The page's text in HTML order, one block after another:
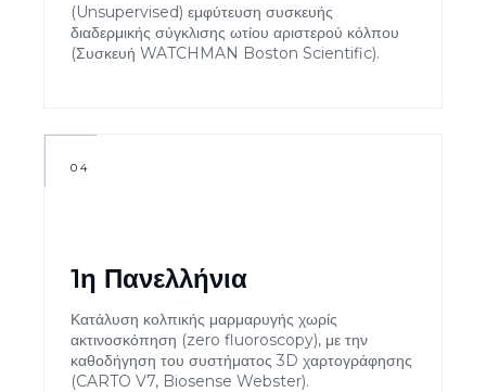
(Unsupervised) εμφύτευση συσκευής
διαδερμικής σύγκλισης ωτίου αριστερού κόλπου
(Συσκευή WATCHMAN Boston Scientific).
04
1η Πανελλήνια
Κατάλυση κολπικής μαρμαρυγής χωρίς
ακτινοσκόπηση (zero fluoroscopy), με την
καθοδήγηση του συστήματος 3D χαρτογράφησης
(CARTO V7, Biosense Webster).